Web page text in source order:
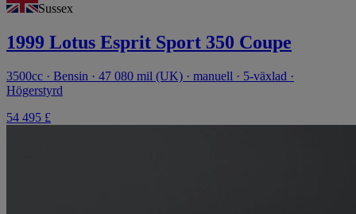
Sussex
1999 Lotus Esprit Sport 350 Coupe
3500cc · Bensin · 47 080 mil (UK) · manuell · 5-växlad ·
Högerstyrd
54 495 £